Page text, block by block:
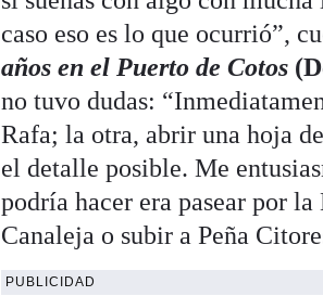
caso eso es lo que ocurrió”,
años en el Puerto de Cotos
no tuvo dudas:
Rafa; la otra, abrir una hoja
el detalle posible. Me
podría hacer era pasear por
Canaleja o subir a Peña
PUBLICIDAD